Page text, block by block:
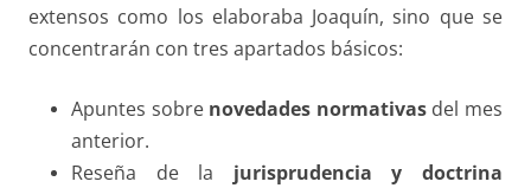
extensos como los elaboraba Joaquín, sino que se
concentrarán con tres apartados básicos:
Apuntes sobre novedades normativasdel mes
anterior.
Reseña de la jurisprudencia y doctrina